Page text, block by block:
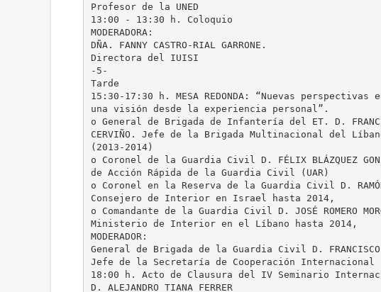
Profesor de la UNED
13:00 - 13:30 h. Coloquio
MODERADORA:
DÑA. FANNY CASTRO-RIAL GARRONE.
Directora del IUISI
-5-
Tarde
15:30-17:30 h. MESA REDONDA: “Nuevas
una visión desde la experiencia personal”.
o General de Brigada de Infantería del ET. D.
CERVIÑO. Jefe de la Brigada Multinacional del
(2013-2014)
o Coronel de la Guardia Civil D. FÉLIX BLÁZQUEZ
de Acción Rápida de la Guardia Civil (UAR)
o Coronel en la Reserva de la Guardia Civil D. RAMÓN
Consejero de Interior en Israel hasta 2014,
o Comandante de la Guardia Civil D. JOSÉ ROMERO
Ministerio de Interior en el Líbano hasta 2014,
MODERADOR:
General de Brigada de la Guardia Civil D. FRANCISCO
Jefe de la Secretaría de Cooperación Internacional
18:00 h. Acto de Clausura del IV Seminario
D. ALEJANDRO TIANA FERRER